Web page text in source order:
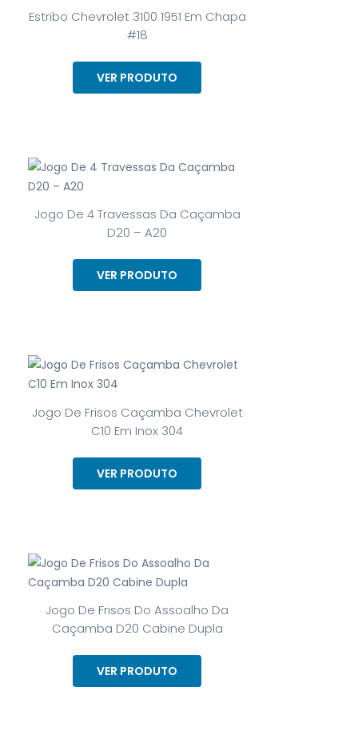
Estribo Chevrolet 3100 1951 Em Chapa
#18
VER PRODUTO
Jogo De 4 Travessas Da Caçamba
D20 – A20
VER PRODUTO
Jogo De Frisos Caçamba Chevrolet
C10 Em Inox 304
VER PRODUTO
Jogo De Frisos Do Assoalho Da
Caçamba D20 Cabine Dupla
VER PRODUTO